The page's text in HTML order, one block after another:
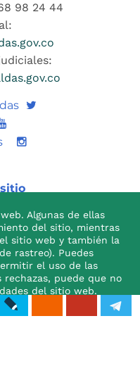
98 24 44
Twitter
Algunas de ellas
del sitio, mientras
sitio web y también la
rastreo). Puedes
el uso de las
rechazas, puede que no
del sitio web.
NO ACEPTO